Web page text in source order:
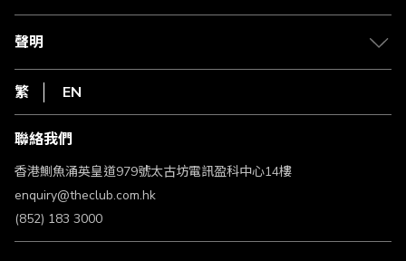
常見問題
csl.
1010
HKT
聲明
私隱聲明
使用條款
條款及細則
不歧視及不騷擾聲明
認可牌照及通告
繁 EN
聯絡我們
香港鰂魚涌英皇道979號太古坊電訊盈科中心14樓
enquiry@theclub.com.hk
(852) 183 3000